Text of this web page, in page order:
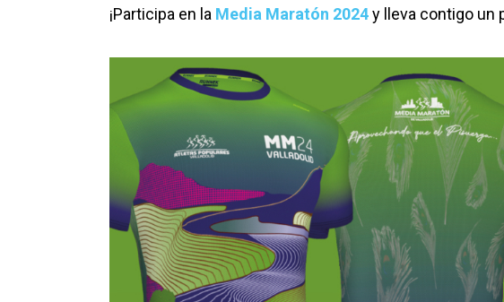
¡Participa en la Media Maratón 2024y lleva contigo un